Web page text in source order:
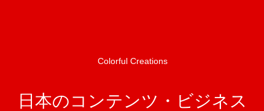
Colorful Creations
日本のコンテンツ・ビジネス